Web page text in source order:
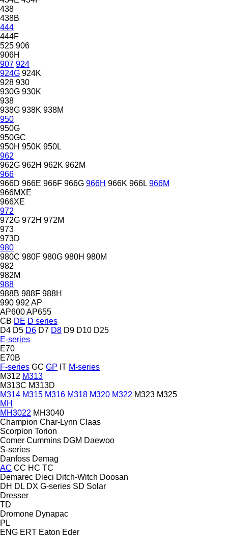
438
438B
444
444F
525 906
906H
907 924
924G 924K
928 930
930G 930K
938
938G 938K 938M
950
950G
950GC
950H 950K 950L
962
962G 962H 962K 962M
966
966D 966E 966F 966G 966H 966K 966L 966M
966MXE
966XE
972
972G 972H 972M
973
973D
980
980C 980F 980G 980H 980M
982
982M
988
988B 988F 988H
990 992 AP
AP600AP655
CB DE D series
D4 D5 D6 D7 D8 D9 D10 D25
E-series
E70
E70B
F-series GC GP IT M-series
M312 M313
M313C M313D
M314 M315 M316 M318 M320 M322 M323 M325
MH
MH3022 MH3040
Champion Char-Lynn Claas
Scorpion Torion
Comer Cummins DGM Daewoo
S-series
Danfoss Demag
AC CC HC TC
Demarec Dieci Ditch-Witch Doosan
DH DL DX G-series SD Solar
Dresser
TD
Dromone Dynapac
PL
ENG ERT Eaton Eder